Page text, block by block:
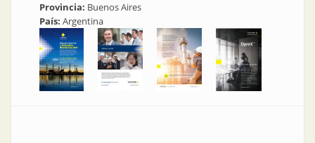
Provincia: Buenos Aires
País: Argentina